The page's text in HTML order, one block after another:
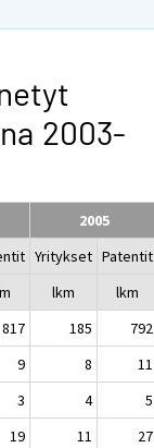
2003-
2005
Yritykset Patentit
lkm
lkm
817 185
792
9 8
11
3 4
5
19 11
27